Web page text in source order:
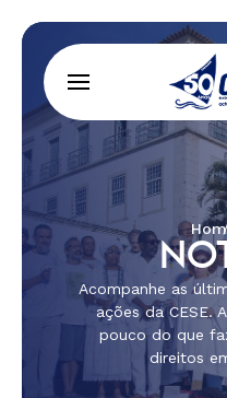
Acompanhe as
ações da CESE.
pouco do que
direitos